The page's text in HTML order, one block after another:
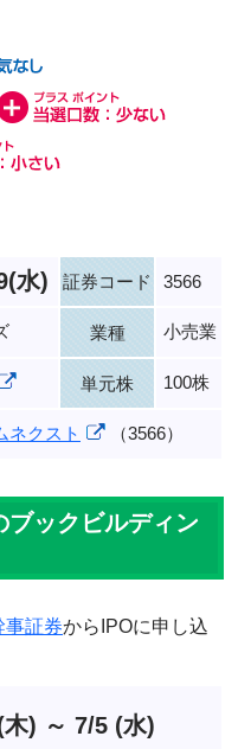
水) 証券コード 3566
業種 小売業
単元株 100株
ネクスト （3566）
ブックビルディン
事証券からIPOに申し込
) ～ 7/5 (水)